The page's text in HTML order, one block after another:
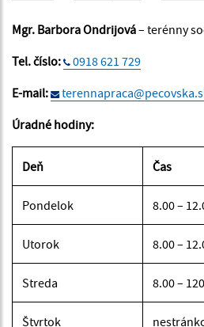
Mgr. Barbora Ondrijová– terénny
Tel. číslo:
0918 621 729
E-mail:
Úradné hodiny:
Deň Čas
Pondelok 8.00 –
Utorok 8.00 –
Streda 8.00 –
Štvrtok